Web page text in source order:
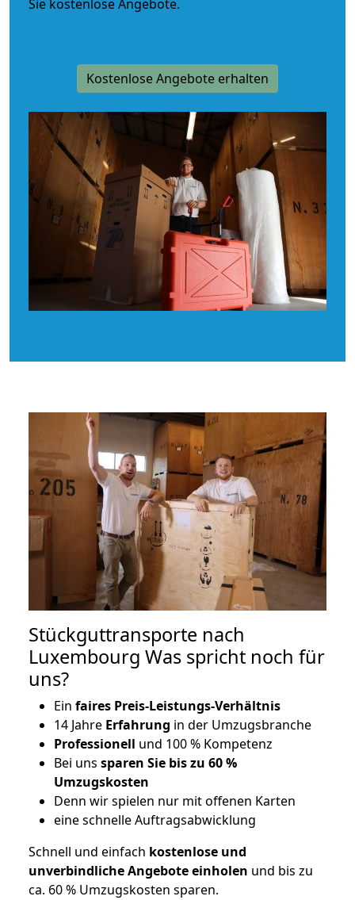
Sie kostenlose Angebote.
Kostenlose Angebote erhalten
Stückguttransporte nach
Luxembourg Was spricht noch für
uns?
Ein faires Preis-Leistungs-Verhältnis
14 Jahre Erfahrung in der Umzugsbranche
Professionell und 100 % Kompetenz
Bei uns sparen Sie bis zu 60 %
Umzugskosten
Denn wir spielen nur mit offenen Karten
eine schnelle Auftragsabwicklung
Schnell und einfach kostenlose und
unverbindliche Angebote einholen und bis zu
ca. 60 % Umzugskosten sparen.